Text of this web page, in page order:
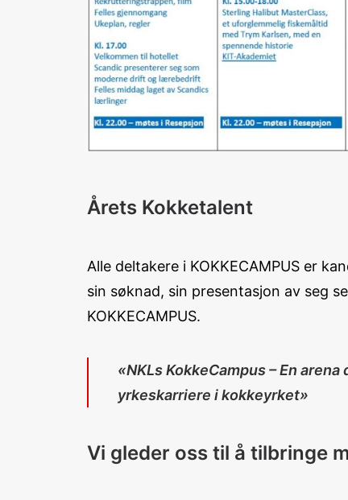
Årets Kokketalent
Alle deltakere i KOKKECAMPUS er
sin søknad, sin presentasjon av seg
KOKKECAMPUS.
«NKLs KokkeCampus – En
yrkeskarriere i kokkeyrket»
Vi gleder oss til å tilbringe